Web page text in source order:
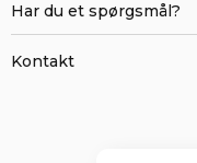
Har du et spørgsmål?
Kontakt